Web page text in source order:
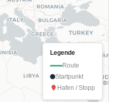
Legende
Route
Startpunkt
Hafen / Stopp